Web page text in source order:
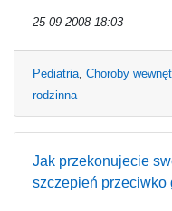
25-09-2008 18:03
Pediatria, Choroby
rodzinna
Jak przekonujecie
szczepień przeciwko